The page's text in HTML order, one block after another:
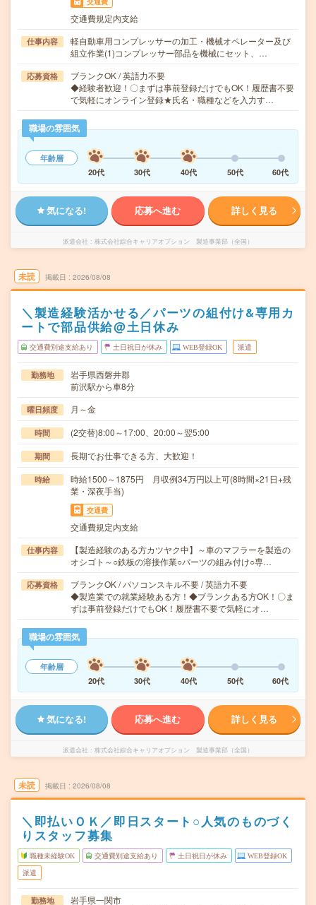
交通費規定内支給
仕事内容
軽自動車用コンプレッサーの加工・機械オペレーター及び
組立作業(1)コンプレッサー部品を機械にセット、…
応募資格
ブランクOK / 英語力不要
◆経験者歓迎！〇まずは事前登録だけでもOK！履歴書不要
で気軽にオンライン登録★氏名・職種などを入力す…
職場の雰囲気
年齢層
20代
30代 40代 50代 60代
気になる! 応募へ進む 詳しく見る
派遣会社 株式会社綜合キャリアオプション 製造事業部（全国）
未読 掲載日 2026/08/08
＼製造経験活かせる／パーツの組付け&専用カ
ートで部品供給@土日休み
交通費別途支給あり 土日祝日が休み WEB登録OK 派遣
勤務地
岩手県西磐井郡
前沢駅から車8分
曜日頻度 月～金
時間 (2交替)8:00～17:00、20:00～翌5:00
期間 長期でお仕事できる方、大歓迎！
時給
時給1500～1875円 月収例34万円以上可(8時間×21日+残
業・深夜手当)
交通費
交通費規定内支給
仕事内容
【製造経験のある方カツヤク中】～車のマフラーを製造の
オシゴト～○鉄板の溶接作業○パーツの組み付け○専…
応募資格
ブランクOK / パソコンスキル不要 / 英語力不要
◆製造業での就業経験ある方！◆ブランクある方OK！〇ま
ずは事前登録だけでもOK！履歴書不要で気軽にオ…
職場の雰囲気
年齢層
20代
30代 40代 50代 60代
気になる! 応募へ進む 詳しく見る
派遣会社 株式会社綜合キャリアオプション 製造事業部（全国）
未読 掲載日 2026/08/08
＼即払いＯＫ／即日スタート○人気のものづく
りスタッフ募集
職種未経験OK 交通費別途支給あり 土日祝日が休み WEB登録OK
派遣
勤務地
岩手県一関市